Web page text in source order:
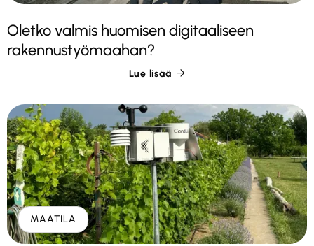
Oletko valmis huomisen digitaaliseen
rakennustyömaahan?
Lue lisää 
MAATILA